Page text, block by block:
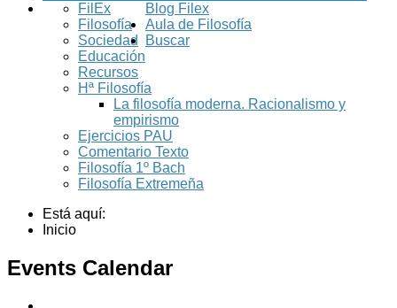
Blog Filex
FilEx
Filosofía
Sociedad
Educación
Recursos
Aula de Filosofía
Hª Filosofía
La filosofía moderna. Racionalismo y
empirismo
Ejercicios PAU
Comentario Texto
Filosofía 1º Bach
Filosofía Extremeña
Buscar
Está aquí:
Inicio
Events Calendar